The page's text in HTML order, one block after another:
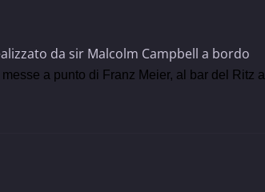
da sir Malcolm Campbell a bordo
a punto di Franz Meier, al bar del Ritz a